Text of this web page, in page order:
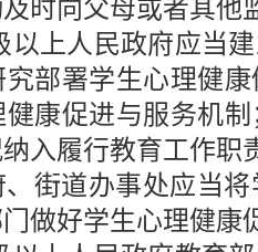
时向父母或者其他
以上人民政府应当
部署学生心理健
康促进与服务机
入履行教育工作
、街道办事处应当
做好学生心理健康